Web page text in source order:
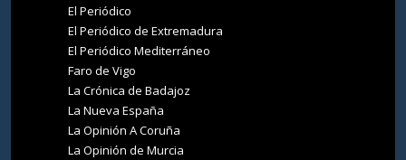
El Periódico
El Periódico de Extremadura
El Periódico Mediterráneo
Faro de Vigo
La Crónica de Badajoz
La Nueva España
La Opinión A Coruña
La Opinión de Murcia